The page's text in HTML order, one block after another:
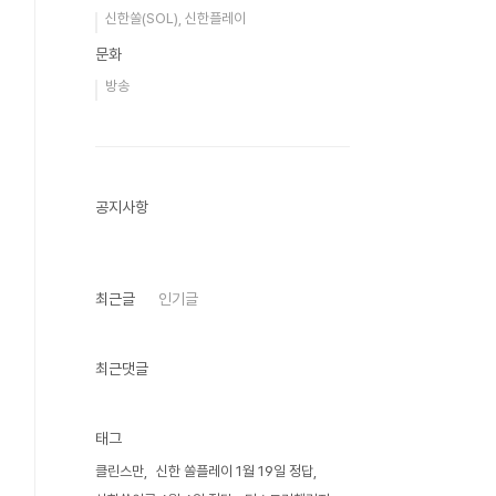
신한쏠(SOL), 신한플레이
문화
방송
공지사항
최근글 인기글
최근댓글
태그
클린스만
신한 쏠플레이 1월 19일 정답